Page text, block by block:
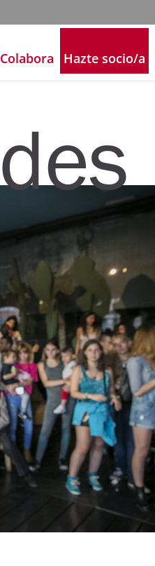
Colabora Hazte socio/a